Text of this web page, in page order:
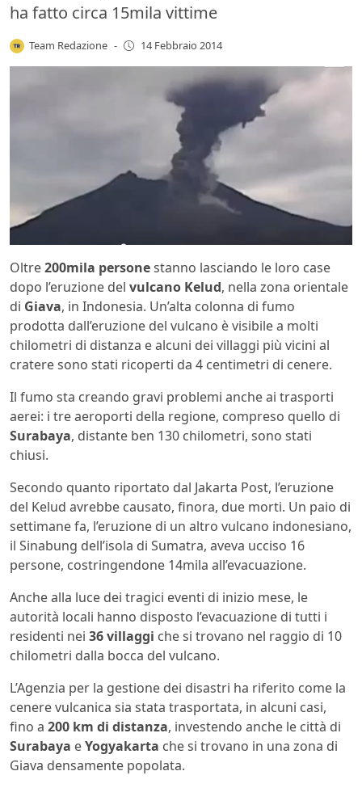
ha fatto circa 15mila vittime
Team Redazione - 14 Febbraio 2014
Oltre200mila personestanno lasciando le loro case
dopo l’eruzione del vulcano Kelud, nella zona orientale
di Giava, in Indonesia. Un’alta colonna di fumo
prodotta dall’eruzione del vulcano è visibile a molti
chilometri di distanza e alcuni dei villaggi più vicini al
cratere sono stati ricoperti da 4 centimetri di cenere.
Il fumo sta creando gravi problemi anche ai trasporti
aerei: i tre aeroporti della regione, compreso quello di
Surabaya, distante ben 130 chilometri, sono stati
chiusi.
Secondo quanto riportato dal Jakarta Post, l’eruzione
del Kelud avrebbe causato, finora, due morti. Un paio di
settimane fa, l’eruzione di un altro vulcano indonesiano,
il Sinabung dell’isola di Sumatra, aveva ucciso 16
persone, costringendone 14mila all’evacuazione.
Anche alla luce dei tragici eventi di inizio mese, le
autorità locali hanno disposto l’evacuazione di tutti i
residenti nei 36 villaggi che si trovano nel raggio di 10
chilometri dalla bocca del vulcano.
L’Agenzia per la gestione dei disastri ha riferito come la
cenere vulcanica sia stata trasportata, in alcuni casi,
fino a 200 km di distanza, investendo anche le città di
Surabaya eYogyakarta che si trovano in una zona di
Giava densamente popolata.